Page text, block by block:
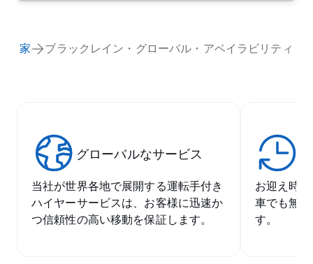
家 ブラックレイン・グローバル・アベイラビリティ
グローバルなサービス
当社が世界各地で展開する運転手付き
ハイヤーサービスは、お客様に迅速か
つ信頼性の高い移動を保証します。
お迎え時
車でも無
す。